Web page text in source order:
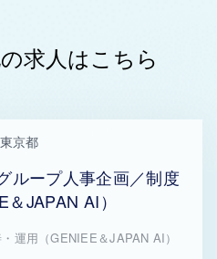
求人はこちら
東京都
ループ人事企画／制度
JAPAN AI）
運用（GENIEE＆JAPAN AI）